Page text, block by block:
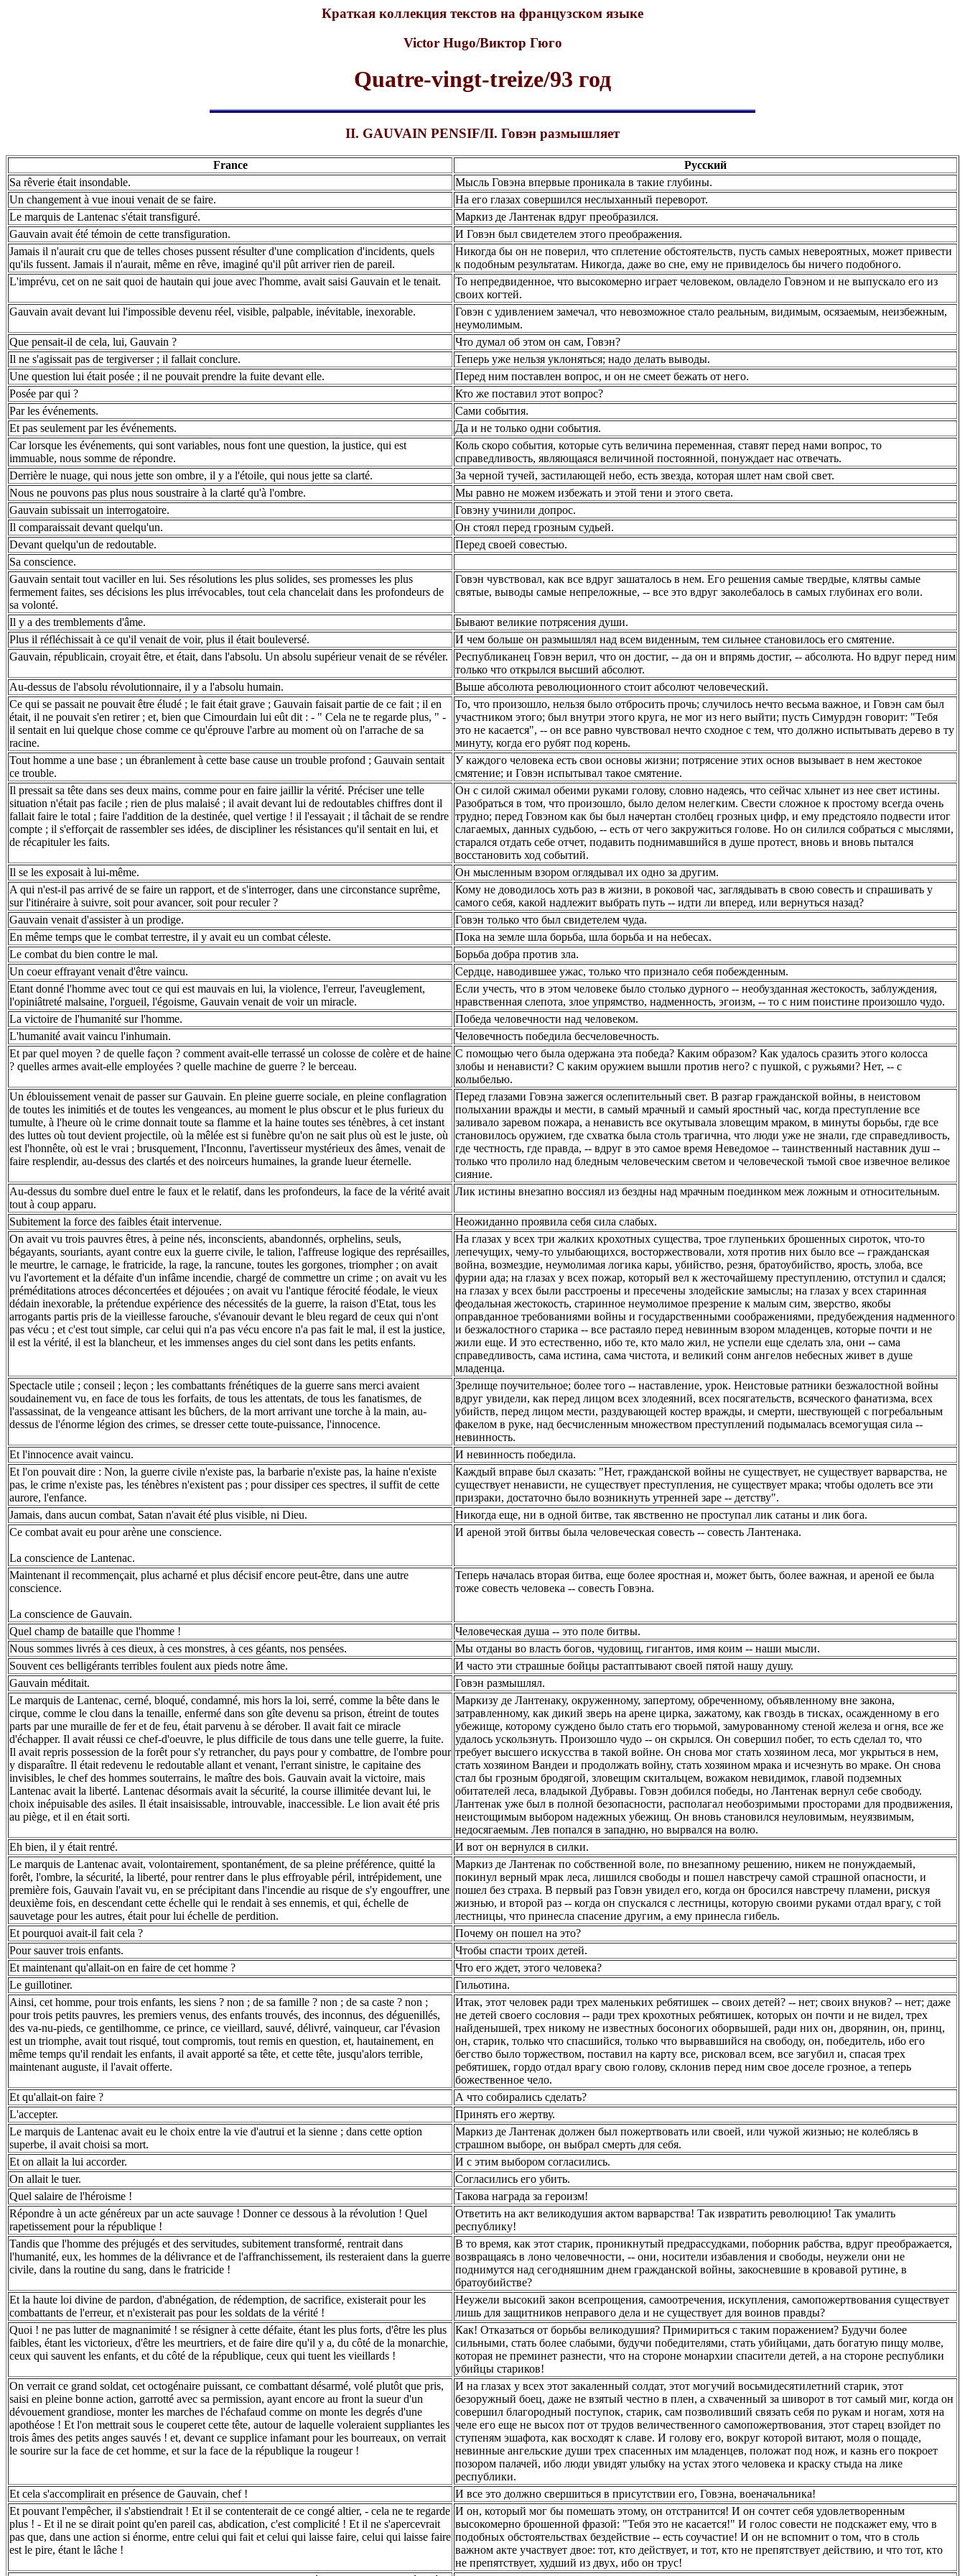
Краткая коллекция текстов на французском языке
Victor Hugo/Виктор Гюго
Quatre-vingt-treize/93 год
II. GAUVAIN PENSIF/II. Говэн размышляет
France
Русский
Sa rêverie était insondable.
Мысль Говэна впервые проникала в такие глубины.
Un changement à vue inoui venait de se faire.
На его глазах совершился неслыханный переворот.
Le marquis de Lantenac s'était transfiguré.
Маркиз де Лантенак вдруг преобразился.
Gauvain avait été témoin de cette transfiguration.
И Говэн был свидетелем этого преображения.
Jamais il n'aurait cru que de telles choses pussent résulter d'une complication d'incidents, quels
qu'ils fussent. Jamais il n'aurait, même en rêve, imaginé qu'il pût arriver rien de pareil.
Никогда бы он не поверил, что сплетение обстоятельств, пусть самых невероятных, может привести
к подобным результатам. Никогда, даже во сне, ему не привиделось бы ничего подобного.
L'imprévu, cet on ne sait quoi de hautain qui joue avec l'homme, avait saisi Gauvain et le tenait.
То непредвиденное, что высокомерно играет человеком, овладело Говэном и не выпускало его из
своих когтей.
Gauvain avait devant lui l'impossible devenu réel, visible, palpable, inévitable, inexorable.
Говэн с удивлением замечал, что невозможное стало реальным, видимым, осязаемым, неизбежным,
неумолимым.
Que pensait-il de cela, lui, Gauvain ?
Что думал об этом он сам, Говэн?
Il ne s'agissait pas de tergiverser ; il fallait conclure.
Теперь уже нельзя уклоняться; надо делать выводы.
Une question lui était posée ; il ne pouvait prendre la fuite devant elle.
Перед ним поставлен вопрос, и он не смеет бежать от него.
Posée par qui ?
Кто же поставил этот вопрос?
Par les événements.
Сами события.
Et pas seulement par les événements.
Да и не только одни события.
Car lorsque les événements, qui sont variables, nous font une question, la justice, qui est
immuable, nous somme de répondre.
Коль скоро события, которые суть величина переменная, ставят перед нами вопрос, то
справедливость, являющаяся величиной постоянной, понуждает нас отвечать.
Derrière le nuage, qui nous jette son ombre, il y a l'étoile, qui nous jette sa clarté.
За черной тучей, застилающей небо, есть звезда, которая шлет нам свой свет.
Nous ne pouvons pas plus nous soustraire à la clarté qu'à l'ombre.
Мы равно не можем избежать и этой тени и этого света.
Gauvain subissait un interrogatoire.
Говэну учинили допрос.
Il comparaissait devant quelqu'un.
Он стоял перед грозным судьей.
Devant quelqu'un de redoutable.
Перед своей совестью.
Sa conscience.
Gauvain sentait tout vaciller en lui. Ses résolutions les plus solides, ses promesses les plus
fermement faites, ses décisions les plus irrévocables, tout cela chancelait dans les profondeurs de
sa volonté.
Говэн чувствовал, как все вдруг зашаталось в нем. Его решения самые твердые, клятвы самые
святые, выводы самые непреложные, -- все это вдруг заколебалось в самых глубинах его воли.
Il y a des tremblements d'âme.
Бывают великие потрясения души.
Plus il réfléchissait à ce qu'il venait de voir, plus il était bouleversé.
И чем больше он размышлял над всем виденным, тем сильнее становилось его смятение.
Gauvain, républicain, croyait être, et était, dans l'absolu. Un absolu supérieur venait de se révéler.
Республиканец Говэн верил, что он достиг, -- да он и впрямь достиг, -- абсолюта. Но вдруг перед ним
только что открылся высший абсолют.
Au-dessus de l'absolu révolutionnaire, il y a l'absolu humain.
Выше абсолюта революционного стоит абсолют человеческий.
Ce qui se passait ne pouvait être éludé ; le fait était grave ; Gauvain faisait partie de ce fait ; il en
était, il ne pouvait s'en retirer ; et, bien que Cimourdain lui eût dit : - " Cela ne te regarde plus, " -
il sentait en lui quelque chose comme ce qu'éprouve l'arbre au moment où on l'arrache de sa
racine.
То, что произошло, нельзя было отбросить прочь; случилось нечто весьма важное, и Говэн сам был
участником этого; был внутри этого круга, не мог из него выйти; пусть Симурдэн говорит: "Тебя
это не касается", -- он все равно чувствовал нечто сходное с тем, что должно испытывать дерево в ту
минуту, когда его рубят под корень.
Tout homme a une base ; un ébranlement à cette base cause un trouble profond ; Gauvain sentait
ce trouble.
У каждого человека есть свои основы жизни; потрясение этих основ вызывает в нем жестокое
смятение; и Говэн испытывал такое смятение.
Il pressait sa tête dans ses deux mains, comme pour en faire jaillir la vérité. Préciser une telle
situation n'était pas facile ; rien de plus malaisé ; il avait devant lui de redoutables chiffres dont il
fallait faire le total ; faire l'addition de la destinée, quel vertige ! il l'essayait ; il tâchait de se rendre
compte ; il s'efforçait de rassembler ses idées, de discipliner les résistances qu'il sentait en lui, et
de récapituler les faits.
Он с силой сжимал обеими руками голову, словно надеясь, что сейчас хлынет из нее свет истины.
Разобраться в том, что произошло, было делом нелегким. Свести сложное к простому всегда очень
трудно; перед Говэном как бы был начертан столбец грозных цифр, и ему предстояло подвести итог
слагаемых, данных судьбою, -- есть от чего закружиться голове. Но он силился собраться с мыслями,
старался отдать себе отчет, подавить поднимавшийся в душе протест, вновь и вновь пытался
восстановить ход событий.
Il se les exposait à lui-même.
Он мысленным взором оглядывал их одно за другим.
A qui n'est-il pas arrivé de se faire un rapport, et de s'interroger, dans une circonstance suprême,
sur l'itinéraire à suivre, soit pour avancer, soit pour reculer ?
Кому не доводилось хоть раз в жизни, в роковой час, заглядывать в свою совесть и спрашивать у
самого себя, какой надлежит выбрать путь -- идти ли вперед, или вернуться назад?
Gauvain venait d'assister à un prodige.
Говэн только что был свидетелем чуда.
En même temps que le combat terrestre, il y avait eu un combat céleste.
Пока на земле шла борьба, шла борьба и на небесах.
Le combat du bien contre le mal.
Борьба добра против зла.
Un coeur effrayant venait d'être vaincu.
Сердце, наводившее ужас, только что признало себя побежденным.
Etant donné l'homme avec tout ce qui est mauvais en lui, la violence, l'erreur, l'aveuglement,
l'opiniâtreté malsaine, l'orgueil, l'égoisme, Gauvain venait de voir un miracle.
Если учесть, что в этом человеке было столько дурного -- необузданная жестокость, заблуждения,
нравственная слепота, злое упрямство, надменность, эгоизм, -- то с ним поистине произошло чудо.
La victoire de l'humanité sur l'homme.
Победа человечности над человеком.
L'humanité avait vaincu l'inhumain.
Человечность победила бесчеловечность.
Et par quel moyen ? de quelle façon ? comment avait-elle terrassé un colosse de colère et de haine
? quelles armes avait-elle employées ? quelle machine de guerre ? le berceau.
С помощью чего была одержана эта победа? Каким образом? Как удалось сразить этого колосса
злобы и ненависти? С каким оружием вышли против него? с пушкой, с ружьями? Нет, -- с
колыбелью.
Un éblouissement venait de passer sur Gauvain. En pleine guerre sociale, en pleine conflagration
de toutes les inimitiés et de toutes les vengeances, au moment le plus obscur et le plus furieux du
tumulte, à l'heure où le crime donnait toute sa flamme et la haine toutes ses ténèbres, à cet instant
des luttes où tout devient projectile, où la mêlée est si funèbre qu'on ne sait plus où est le juste, où
est l'honnête, où est le vrai ; brusquement, l'Inconnu, l'avertisseur mystérieux des âmes, venait de
faire resplendir, au-dessus des clartés et des noirceurs humaines, la grande lueur éternelle.
Перед глазами Говэна зажегся ослепительный свет. В разгар гражданской войны, в неистовом
полыхании вражды и мести, в самый мрачный и самый яростный час, когда преступление все
заливало заревом пожара, а ненависть все окутывала зловещим мраком, в минуты борьбы, где все
становилось оружием, где схватка была столь трагична, что люди уже не знали, где справедливость,
где честность, где правда, -- вдруг в это самое время Неведомое -- таинственный наставник душ --
только что пролило над бледным человеческим светом и человеческой тьмой свое извечное великое
сияние.
Au-dessus du sombre duel entre le faux et le relatif, dans les profondeurs, la face de la vérité avait
tout à coup apparu.
Лик истины внезапно воссиял из бездны над мрачным поединком меж ложным и относительным.
Subitement la force des faibles était intervenue.
Неожиданно проявила себя сила слабых.
On avait vu trois pauvres êtres, à peine nés, inconscients, abandonnés, orphelins, seuls,
bégayants, souriants, ayant contre eux la guerre civile, le talion, l'affreuse logique des représailles,
le meurtre, le carnage, le fratricide, la rage, la rancune, toutes les gorgones, triompher ; on avait
vu l'avortement et la défaite d'un infâme incendie, chargé de commettre un crime ; on avait vu les
préméditations atroces déconcertées et déjouées ; on avait vu l'antique férocité féodale, le vieux
dédain inexorable, la prétendue expérience des nécessités de la guerre, la raison d'Etat, tous les
arrogants partis pris de la vieillesse farouche, s'évanouir devant le bleu regard de ceux qui n'ont
pas vécu ; et c'est tout simple, car celui qui n'a pas vécu encore n'a pas fait le mal, il est la justice,
il est la vérité, il est la blancheur, et les immenses anges du ciel sont dans les petits enfants.
На глазах у всех три жалких крохотных существа, трое глупеньких брошенных сироток, что-то
лепечущих, чему-то улыбающихся, восторжествовали, хотя против них было все -- гражданская
война, возмездие, неумолимая логика кары, убийство, резня, братоубийство, ярость, злоба, все
фурии ада; на глазах у всех пожар, который вел к жесточайшему преступлению, отступил и сдался;
на глазах у всех были расстроены и пресечены злодейские замыслы; на глазах у всех старинная
феодальная жестокость, старинное неумолимое презрение к малым сим, зверство, якобы
оправданное требованиями войны и государственными соображениями, предубеждения надменного
и безжалостного старика -- все растаяло перед невинным взором младенцев, которые почти и не
жили еще. И это естественно, ибо те, кто мало жил, не успели еще сделать зла, они -- сама
справедливость, сама истина, сама чистота, и великий сонм ангелов небесных живет в душе
младенца.
Spectacle utile ; conseil ; leçon ; les combattants frénétiques de la guerre sans merci avaient
soudainement vu, en face de tous les forfaits, de tous les attentats, de tous les fanatismes, de
l'assassinat, de la vengeance attisant les bûchers, de la mort arrivant une torche à la main, au-
dessus de l'énorme légion des crimes, se dresser cette toute-puissance, l'innocence.
Зрелище поучительное; более того -- наставление, урок. Неистовые ратники безжалостной войны
вдруг увидели, как перед лицом всех злодеяний, всех посягательств, всяческого фанатизма, всех
убийств, перед лицом мести, раздувающей костер вражды, и смерти, шествующей с погребальным
факелом в руке, над бесчисленным множеством преступлений подымалась всемогущая сила --
невинность.
Et l'innocence avait vaincu.
И невинность победила.
Et l'on pouvait dire : Non, la guerre civile n'existe pas, la barbarie n'existe pas, la haine n'existe
pas, le crime n'existe pas, les ténèbres n'existent pas ; pour dissiper ces spectres, il suffit de cette
aurore, l'enfance.
Каждый вправе был сказать: "Нет, гражданской войны не существует, не существует варварства, не
существует ненависти, не существует преступления, не существует мрака; чтобы одолеть все эти
призраки, достаточно было возникнуть утренней заре -- детству".
Jamais, dans aucun combat, Satan n'avait été plus visible, ni Dieu.
Никогда еще, ни в одной битве, так явственно не проступал лик сатаны и лик бога.
Ce combat avait eu pour arène une conscience.
La conscience de Lantenac.
И ареной этой битвы была человеческая совесть -- совесть Лантенака.
Maintenant il recommençait, plus acharné et plus décisif encore peut-être, dans une autre
conscience.
La conscience de Gauvain.
Теперь началась вторая битва, еще более яростная и, может быть, более важная, и ареной ее была
тоже совесть человека -- совесть Говэна.
Quel champ de bataille que l'homme !
Человеческая душа -- это поле битвы.
Nous sommes livrés à ces dieux, à ces monstres, à ces géants, nos pensées.
Мы отданы во власть богов, чудовищ, гигантов, имя коим -- наши мысли.
Souvent ces belligérants terribles foulent aux pieds notre âme.
И часто эти страшные бойцы растаптывают своей пятой нашу душу.
Gauvain méditait.
Говэн размышлял.
Le marquis de Lantenac, cerné, bloqué, condamné, mis hors la loi, serré, comme la bête dans le
cirque, comme le clou dans la tenaille, enfermé dans son gîte devenu sa prison, étreint de toutes
parts par une muraille de fer et de feu, était parvenu à se dérober. Il avait fait ce miracle
d'échapper. Il avait réussi ce chef-d'oeuvre, le plus difficile de tous dans une telle guerre, la fuite.
Il avait repris possession de la forêt pour s'y retrancher, du pays pour y combattre, de l'ombre pour
y disparaître. Il était redevenu le redoutable allant et venant, l'errant sinistre, le capitaine des
invisibles, le chef des hommes souterrains, le maître des bois. Gauvain avait la victoire, mais
Lantenac avait la liberté. Lantenac désormais avait la sécurité, la course illimitée devant lui, le
choix inépuisable des asiles. Il était insaisissable, introuvable, inaccessible. Le lion avait été pris
au piège, et il en était sorti.
Маркизу де Лантенаку, окруженному, запертому, обреченному, объявленному вне закона,
затравленному, как дикий зверь на арене цирка, зажатому, как гвоздь в тисках, осажденному в его
убежище, которому суждено было стать его тюрьмой, замурованному стеной железа и огня, все же
удалось ускользнуть. Произошло чудо -- он скрылся. Он совершил побег, то есть сделал то, что
требует высшего искусства в такой войне. Он снова мог стать хозяином леса, мог укрыться в нем,
стать хозяином Вандеи и продолжать войну, стать хозяином мрака и исчезнуть во мраке. Он снова
стал бы грозным бродягой, зловещим скитальцем, вожаком невидимок, главой подземных
обитателей леса, владыкой Дубравы. Говэн добился победы, но Лантенак вернул себе свободу.
Лантенак уже был в полной безопасности, располагал необозримыми просторами для продвижения,
неистощимым выбором надежных убежищ. Он вновь становился неуловимым, неуязвимым,
недосягаемым. Лев попался в западню, но вырвался на волю.
Eh bien, il y était rentré.
И вот он вернулся в силки.
Le marquis de Lantenac avait, volontairement, spontanément, de sa pleine préférence, quitté la
forêt, l'ombre, la sécurité, la liberté, pour rentrer dans le plus effroyable péril, intrépidement, une
première fois, Gauvain l'avait vu, en se précipitant dans l'incendie au risque de s'y engouffrer, une
deuxième fois, en descendant cette échelle qui le rendait à ses ennemis, et qui, échelle de
sauvetage pour les autres, était pour lui échelle de perdition.
Маркиз де Лантенак по собственной воле, по внезапному решению, никем не понуждаемый,
покинул верный мрак леса, лишился свободы и пошел навстречу самой страшной опасности, и
пошел без страха. В первый раз Говэн увидел его, когда он бросился навстречу пламени, рискуя
жизнью, и второй раз -- когда он спускался с лестницы, которую своими руками отдал врагу, с той
лестницы, что принесла спасение другим, а ему принесла гибель.
Et pourquoi avait-il fait cela ?
Почему он пошел на это?
Pour sauver trois enfants.
Чтобы спасти троих детей.
Et maintenant qu'allait-on en faire de cet homme ?
Что его ждет, этого человека?
Le guillotiner.
Гильотина.
Ainsi, cet homme, pour trois enfants, les siens ? non ; de sa famille ? non ; de sa caste ? non ;
pour trois petits pauvres, les premiers venus, des enfants trouvés, des inconnus, des déguenillés,
des va-nu-pieds, ce gentilhomme, ce prince, ce vieillard, sauvé, délivré, vainqueur, car l'évasion
est un triomphe, avait tout risqué, tout compromis, tout remis en question, et, hautainement, en
même temps qu'il rendait les enfants, il avait apporté sa tête, et cette tête, jusqu'alors terrible,
maintenant auguste, il l'avait offerte.
Итак, этот человек ради трех маленьких ребятишек -- своих детей? -- нет; своих внуков? -- нет; даже
не детей своего сословия -- ради трех крохотных ребятишек, которых он почти и не видел, трех
найденышей, трех никому не известных босоногих оборвышей, ради них он, дворянин, он, принц,
он, старик, только что спасшийся, только что вырвавшийся на свободу, он, победитель, ибо его
бегство было торжеством, поставил на карту все, рисковал всем, все загубил и, спасая трех
ребятишек, гордо отдал врагу свою голову, склонив перед ним свое доселе грозное, а теперь
божественное чело.
Et qu'allait-on faire ?
А что собирались сделать?
L'accepter.
Принять его жертву.
Le marquis de Lantenac avait eu le choix entre la vie d'autrui et la sienne ; dans cette option
superbe, il avait choisi sa mort.
Маркиз де Лантенак должен был пожертвовать или своей, или чужой жизнью; не колеблясь в
страшном выборе, он выбрал смерть для себя.
Et on allait la lui accorder.
И с этим выбором согласились.
On allait le tuer.
Согласились его убить.
Quel salaire de l'héroisme !
Такова награда за героизм!
Répondre à un acte généreux par un acte sauvage ! Donner ce dessous à la révolution ! Quel
rapetissement pour la république !
Ответить на акт великодушия актом варварства! Так извратить революцию! Так умалить
республику!
Tandis que l'homme des préjugés et des servitudes, subitement transformé, rentrait dans
l'humanité, eux, les hommes de la délivrance et de l'affranchissement, ils resteraient dans la guerre
civile, dans la routine du sang, dans le fratricide !
В то время, как этот старик, проникнутый предрассудками, поборник рабства, вдруг преображается,
возвращаясь в лоно человечности, -- они, носители избавления и свободы, неужели они не
поднимутся над сегодняшним днем гражданской войны, закосневшие в кровавой рутине, в
братоубийстве?
Et la haute loi divine de pardon, d'abnégation, de rédemption, de sacrifice, existerait pour les
combattants de l'erreur, et n'existerait pas pour les soldats de la vérité !
Неужели высокий закон всепрощения, самоотречения, искупления, самопожертвования существует
лишь для защитников неправого дела и не существует для воинов правды?
Quoi ! ne pas lutter de magnanimité ! se résigner à cette défaite, étant les plus forts, d'être les plus
faibles, étant les victorieux, d'être les meurtriers, et de faire dire qu'il y a, du côté de la monarchie,
ceux qui sauvent les enfants, et du côté de la république, ceux qui tuent les vieillards !
Как! Отказаться от борьбы великодушия? Примириться с таким поражением? Будучи более
сильными, стать более слабыми, будучи победителями, стать убийцами, дать богатую пищу молве,
которая не преминет разнести, что на стороне монархии спасители детей, а на стороне республики
убийцы стариков!
On verrait ce grand soldat, cet octogénaire puissant, ce combattant désarmé, volé plutôt que pris,
saisi en pleine bonne action, garrotté avec sa permission, ayant encore au front la sueur d'un
dévouement grandiose, monter les marches de l'échafaud comme on monte les degrés d'une
apothéose ! Et l'on mettrait sous le couperet cette tête, autour de laquelle voleraient suppliantes les
trois âmes des petits anges sauvés ! et, devant ce supplice infamant pour les bourreaux, on verrait
le sourire sur la face de cet homme, et sur la face de la république la rougeur !
И на глазах у всех этот закаленный солдат, этот могучий восьмидесятилетний старик, этот
безоружный боец, даже не взятый честно в плен, а схваченный за шиворот в тот самый миг, когда он
совершил благородный поступок, старик, сам позволивший связать себя по рукам и ногам, хотя на
челе его еще не высох пот от трудов величественного самопожертвования, этот старец взойдет по
ступеням эшафота, как восходят к славе. И голову его, вокруг которой витают, моля о пощаде,
невинные ангельские души трех спасенных им младенцев, положат под нож, и казнь его покроет
позором палачей, ибо люди увидят улыбку на устах этого человека и краску стыда на лике
республики.
Et cela s'accomplirait en présence de Gauvain, chef !
И все это должно свершиться в присутствии его, Говэна, военачальника!
Et pouvant l'empêcher, il s'abstiendrait ! Et il se contenterait de ce congé altier, - cela ne te regarde
plus ! - Et il ne se dirait point qu'en pareil cas, abdication, c'est complicité ! Et il ne s'apercevrait
pas que, dans une action si énorme, entre celui qui fait et celui qui laisse faire, celui qui laisse faire
est le pire, étant le lâche !
И он, который мог бы помешать этому, он отстранится! И он сочтет себя удовлетворенным
высокомерно брошенной фразой: "Тебя это не касается!" И голос совести не подскажет ему, что в
подобных обстоятельствах бездействие -- есть соучастие! И он не вспомнит о том, что в столь
важном акте участвует двое: тот, кто действует, и тот, кто не препятствует действию, и что тот, кто
не препятствует, худший из двух, ибо он трус!